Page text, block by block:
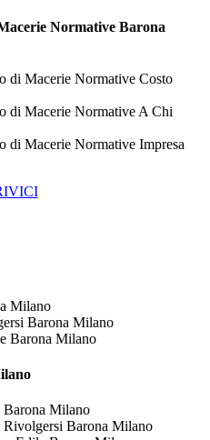
Normative Barona
di Macerie Normative Costo
di Macerie Normative A Chi
di Macerie Normative Impresa
Milano
Barona Milano
Barona Milano
Barona Milano
Barona Milano